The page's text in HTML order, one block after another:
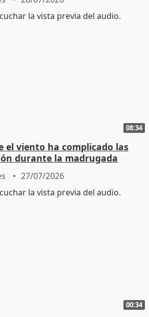
08:34
el viento ha complicado las
durante la madrugada
27/07/2026
00:34